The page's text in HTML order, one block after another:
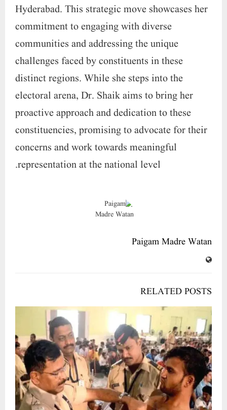
Hyderabad. This strategic move showcases her
commitment to engaging with diverse
communities and addressing the unique
challenges faced by constituents in these
distinct regions. While she steps into the
electoral arena, Dr. Shaik aims to bring her
proactive approach and dedication to these
constituencies, promising to advocate for their
concerns and work towards meaningful
representation at the national level.
Paigam Madre Watan
RELATED POSTS